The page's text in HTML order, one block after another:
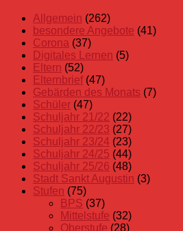
Allgemein (262)
besondere Angebote (41)
Corona (37)
Digitales Lernen (5)
Eltern (52)
Elternbrief(47)
Gebärden des Monats (7)
Schüler (47)
Schuljahr 21/22 (22)
Schuljahr 22/23 (27)
Schuljahr 23/24 (23)
Schuljahr 24/25 (44)
Schuljahr 25/26 (48)
Stadt Sankt Augustin (3)
Stufen (75)
BPS (37)
Mittelstufe (32)
Oberstufe (28)